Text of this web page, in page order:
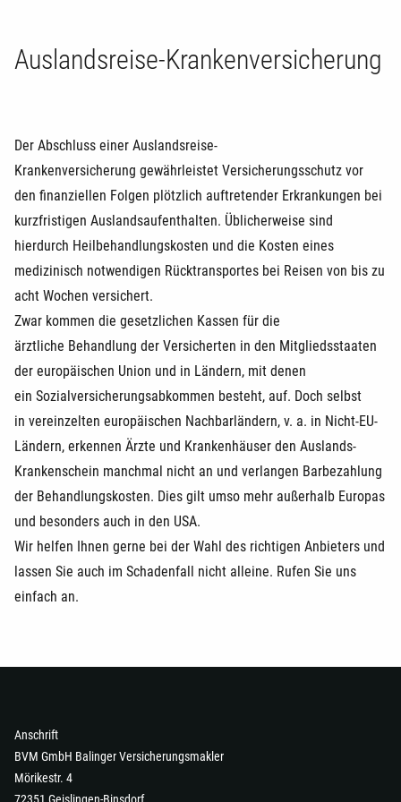
Auslandsreise-Krankenversicherung
Der Abschluss einer Auslandsreise-
Krankenversicherung gewährleistet Versicherungsschutz vor
den finanziellen Folgen plötzlich auftretender Erkrankungen bei
kurzfristigen Auslandsaufenthalten. Üblicherweise sind
hierdurch Heilbehandlungskosten und die Kosten eines
medizinisch notwendigen Rücktransportes bei Reisen von bis zu
acht Wochen versichert.
Zwar kommen die gesetzlichen Kassen für die
ärztliche Behandlung der Versicherten in den Mitgliedsstaaten
der europäischen Union und in Ländern, mit denen
ein Sozialversicherungsabkommen besteht, auf. Doch selbst
in vereinzelten europäischen Nachbarländern, v. a. in Nicht-EU-
Ländern, erkennen Ärzte und Krankenhäuser den Auslands-
Krankenschein manchmal nicht an und verlangen Barbezahlung
der Behandlungskosten. Dies gilt umso mehr außerhalb Europas
und besonders auch in den USA.
Wir helfen Ihnen gerne bei der Wahl des richtigen Anbieters und
lassen Sie auch im Schadenfall nicht alleine. Rufen Sie uns
einfach an.
Anschrift
BVM GmbH Balinger Versicherungsmakler
Mörikestr. 4